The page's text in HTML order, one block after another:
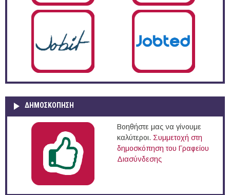
ΔΗΜΟΣΚΌΠΗΣΗ
Βοηθήστε μας να γίνουμε
καλύτεροι. Συμμετοχή στη
δημοσκόπηση του Γραφείου
Διασύνδεσης